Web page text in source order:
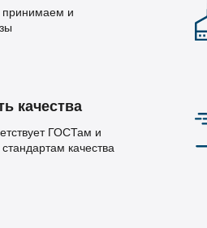
и
качества
ГОСТам и
качества